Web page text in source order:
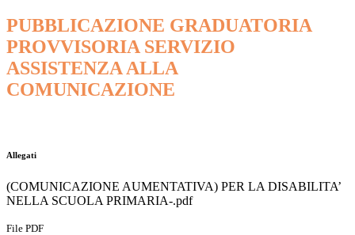
PUBBLICAZIONE GRADUATORIA
PROVVISORIA SERVIZIO
ASSISTENZA ALLA
COMUNICAZIONE
Allegati
(COMUNICAZIONE AUMENTATIVA) PER LA DISABILITA’
NELLA SCUOLA PRIMARIA-.pdf
File PDF